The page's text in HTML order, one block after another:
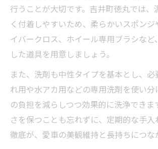
行うことが大切です。吉井町徳丸では、
く付着しやすいため、柔らかいスポンジ
イバークロス、ホイール専用ブラシなど
した道具を用意しましょう。
また、洗剤も中性タイプを基本とし、
れ用や水アカ用などの専用洗剤を使い分
の負担を減らしつつ効果的に洗浄できま
さを保つことも忘れずに、定期的な手
徹底が、愛車の美観維持と長持ちにつな